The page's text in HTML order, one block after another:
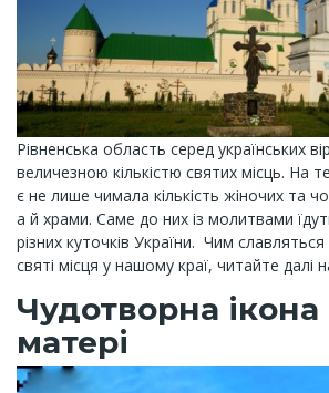
Рівненська область серед українських
величезною кількістю святих місць. На
є не лише чимала кількість жіночих та
а й храми. Саме до них із молитвами
різних куточків України. Чим
святі місця у нашому краї, читайте далі
Чудотворна
матері